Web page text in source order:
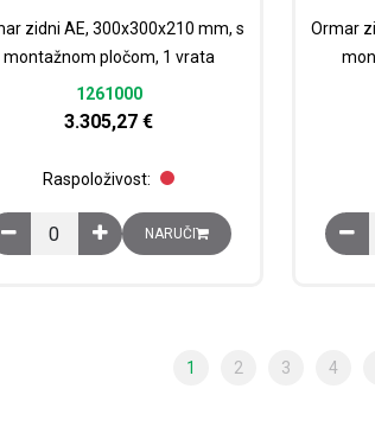
pločom, 1 vrata količina
zidni AE, 300x300x210 mm, s
montažnom pločom, 1 vrata
1261000
3.305,27 €
Raspoloživost:
Ormar zidni AE, 300x300x210 mm, s
NARUČI
Ormar
1 2 3 4